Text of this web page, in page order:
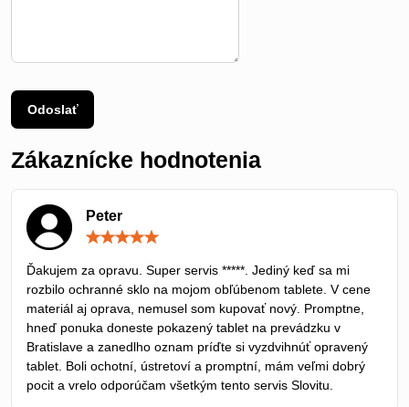
Odoslať
Zákaznícke hodnotenia
Peter
5
Ďakujem za opravu. Super servis *****. Jediný keď sa mi
rozbilo ochranné sklo na mojom obľúbenom tablete. V cene
materiál aj oprava, nemusel som kupovať nový. Promptne,
hneď ponuka doneste pokazený tablet na prevádzku v
Bratislave a zanedlho oznam príďte si vyzdvihnúť opravený
tablet. Boli ochotní, ústretoví a promptní, mám veľmi dobrý
pocit a vrelo odporúčam všetkým tento servis Slovitu.